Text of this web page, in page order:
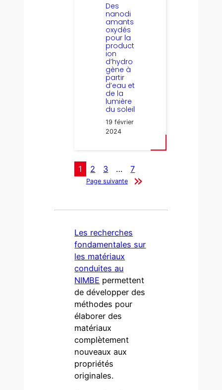
Des
nanodi
amants
oxydés
pour la
product
ion
d’hydro
gène à
partir
d’eau et
de la
lumière
du soleil
19 février
2024
1 2 3 … 7
Page suivante
Les recherches
fondamentales sur
les matériaux
conduites au
NIMBE permettent
de développer des
méthodes pour
élaborer des
matériaux
complètement
nouveaux aux
propriétés
originales.